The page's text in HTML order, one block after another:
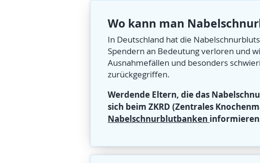
Wo kann man
In Deutschland hat die
Spendern an Bedeutung verloren und
Ausnahmefällen und besonders
zurückgegriffen.
Werdende Eltern, die das
sich beim ZKRD (Zentrales
Nabelschnurblutbanken